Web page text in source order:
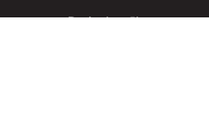
Darba iespējas